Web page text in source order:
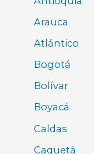
Arauca
Atlántico
Bogotá
Bolívar
Boyacá
Caldas
Caquetá